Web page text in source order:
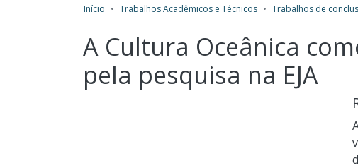
Início Trabalhos Acadêmicos e Técnicos
A Cultura Oceânica
pela pesquisa na EJA